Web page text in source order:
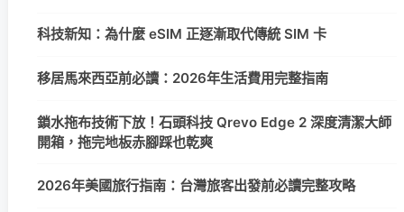
科技新知：為什麼 eSIM 正逐漸取代傳統 SIM 卡
移居馬來西亞前必讀：2026年生活費用完整指南
鎖水拖布技術下放！石頭科技 Qrevo Edge 2 深度清潔大師
開箱，拖完地板赤腳踩也乾爽
2026年美國旅行指南：台灣旅客出發前必讀完整攻略